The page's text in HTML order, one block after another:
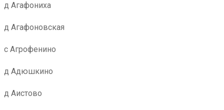
д Агафониха
д Агафоновская
с Агрофенино
д Адюшкино
д Аистово